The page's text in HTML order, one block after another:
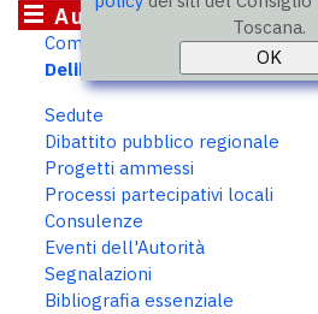
Toscana.
Autorità
Composizione
Deliberazioni
Sedute
Dibattito pubblico regionale
Progetti ammessi
Processi partecipativi locali
Consulenze
Eventi dell'Autorità
Segnalazioni
Bibliografia essenziale